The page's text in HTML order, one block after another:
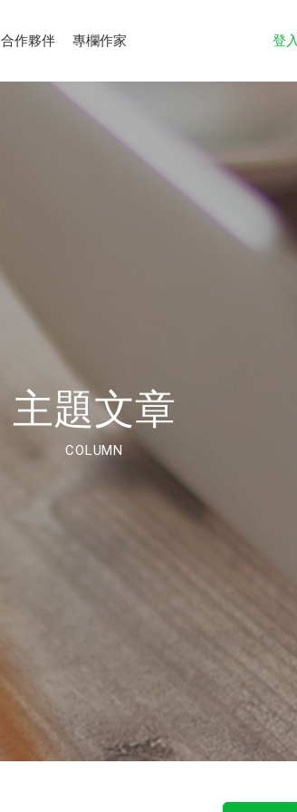
合作夥伴 專欄作家 登
主題文章
COLUMN